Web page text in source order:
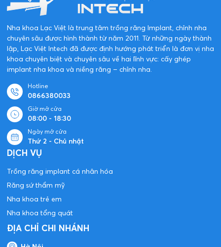
Nha khoa Lạc Việt là trung tâm trồng răng Implant, chỉnh nha
chuyên sâu được hình thành từ năm 2011. Từ những ngày thành
lập, Lạc Việt Intech đã được định hướng phát triển là đơn vị nha
khoa chuyên biệt và chuyên sâu về hai lĩnh vực: cấy ghép
implant nha khoa và niềng răng – chỉnh nha.
Hotline
0866380033
Giờ mở cửa
08:00 - 18:30
Ngày mở cửa
Thứ 2 - Chủ nhật
DỊCH VỤ
Trồng răng implant cá nhân hóa
Răng sứ thẩm mỹ
Nha khoa trẻ em
Nha khoa tổng quát
ĐỊA CHỈ CHI NHÁNH